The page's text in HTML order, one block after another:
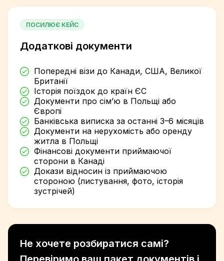
ПОСИЛЮЄ КЕЙС
Додаткові документи
Попередні візи до Канади, США, Великої
Британії
Історія поїздок до країн ЄС
Документи про сім’ю в Польщі або
Європі
Банківська виписка за останні 3–6 місяців
Документи на нерухомість або оренду
житла в Польщі
Фінансові документи приймаючої
сторони в Канаді
Докази відносин із приймаючою
стороною (листування, фото, історія
зустрічей)
Не хочете розбиратися самі?